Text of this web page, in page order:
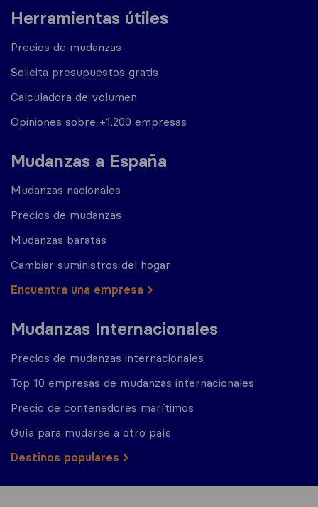
Herramientas útiles
Precios de mudanzas
Solicita presupuestos gratis
Calculadora de volumen
Opiniones sobre +1.200 empresas
Mudanzas a España
Mudanzas nacionales
Precios de mudanzas
Mudanzas baratas
Cambiar suministros del hogar
Encuentra una empresa
Mudanzas Internacionales
Precios de mudanzas internacionales
Top 10 empresas de mudanzas internacionales
Precio de contenedores marítimos
Guía para mudarse a otro país
Destinos populares